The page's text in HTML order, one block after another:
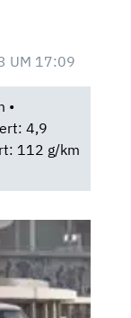
UM 17:09
•
4,9
112 g/km